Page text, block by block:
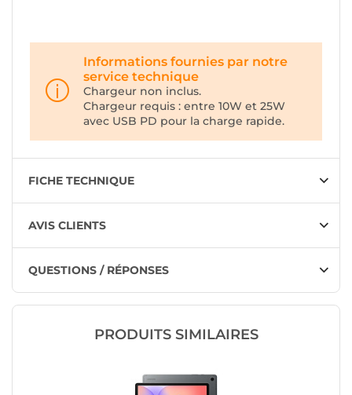
Informations fournies par notre
service technique
Chargeur non inclus.
Chargeur requis : entre 10W et 25W
avec USB PD pour la charge rapide.
FICHE TECHNIQUE
AVIS CLIENTS
QUESTIONS / RÉPONSES
PRODUITS SIMILAIRES